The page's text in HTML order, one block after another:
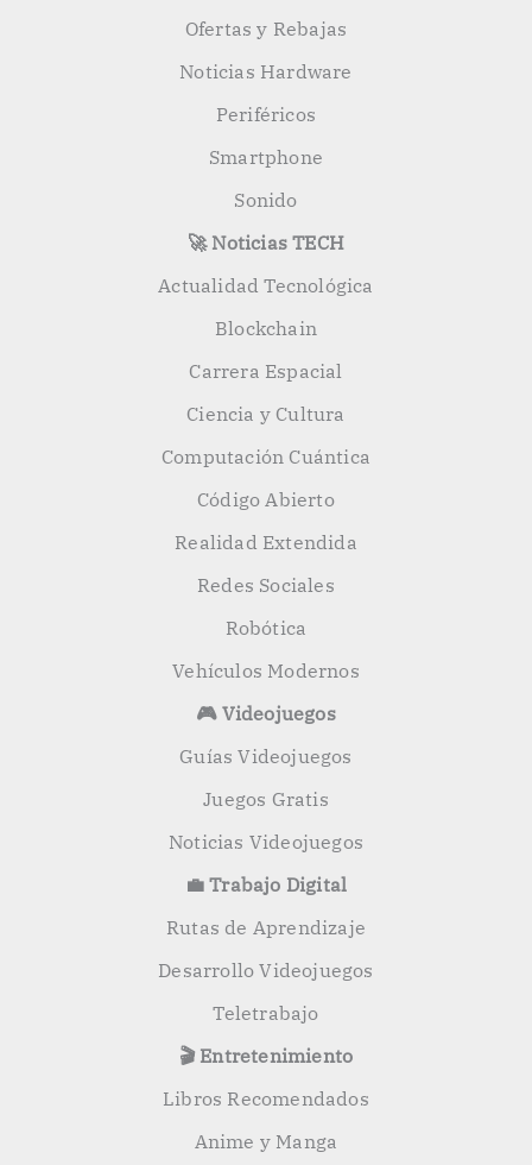
Ofertas y Rebajas
Noticias Hardware
Periféricos
Smartphone
Sonido
🚀 Noticias TECH
Actualidad Tecnológica
Blockchain
Carrera Espacial
Ciencia y Cultura
Computación Cuántica
Código Abierto
Realidad Extendida
Redes Sociales
Robótica
Vehículos Modernos
🎮 Videojuegos
Guías Videojuegos
Juegos Gratis
Noticias Videojuegos
💼 Trabajo Digital
Rutas de Aprendizaje
Desarrollo Videojuegos
Teletrabajo
🎬 Entretenimiento
Libros Recomendados
Anime y Manga